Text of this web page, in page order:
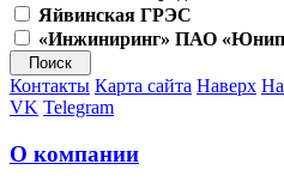
Яйвинская ГРЭС
«Инжиниринг» ПАО
Контакты Карта сайта Наверх
VK Telegram
О компании